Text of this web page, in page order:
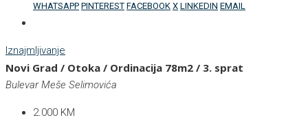
WHATSAPP PINTEREST FACEBOOK X LINKEDIN EMAIL
Iznajmljivanje
Novi Grad / Otoka / Ordinacija 78m2 / 3. sprat
Bulevar Meše Selimovića
2.000 KM